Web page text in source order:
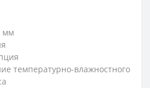
мм
температурно-влажностного